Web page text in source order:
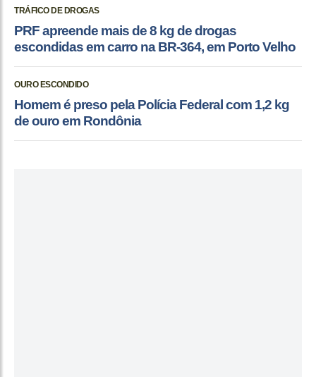
TRÁFICO DE DROGAS
PRF apreende mais de 8 kg de drogas
escondidas em carro na BR-364, em Porto Velho
OURO ESCONDIDO
Homem é preso pela Polícia Federal com 1,2 kg
de ouro em Rondônia